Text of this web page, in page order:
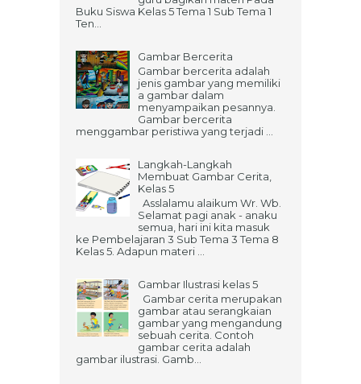
Buku Siswa Kelas 5 Tema 1 Sub Tema 1
Ten...
Gambar Bercerita
Gambar bercerita adalah
jenis gambar yang memiliki
a gambar dalam
menyampaikan pesannya.
Gambar bercerita
menggambar peristiwa yang terjadi ...
Langkah-Langkah
Membuat Gambar Cerita,
Kelas 5
Asslalamu alaikum Wr. Wb.
Selamat pagi anak - anaku
semua, hari ini kita masuk
ke Pembelajaran 3 Sub Tema 3 Tema 8
Kelas 5. Adapun materi ...
Gambar Ilustrasi kelas 5
Gambar cerita merupakan
gambar atau serangkaian
gambar yang mengandung
sebuah cerita. Contoh
gambar cerita adalah
gambar ilustrasi. Gamb...